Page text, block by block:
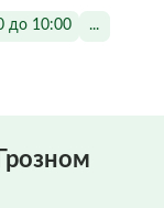
до 10:00 ...